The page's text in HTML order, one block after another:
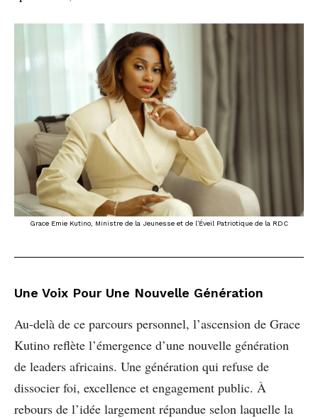
Grace Emie Kutino, Ministre de la Jeunesse et de l’Éveil Patriotique de la RDC
Une Voix Pour Une Nouvelle Génération
Au-delà de ce parcours personnel, l’ascension de Grace
Kutino reflète l’émergence d’une nouvelle génération
de leaders africains. Une génération qui refuse de
dissocier foi, excellence et engagement public. À
rebours de l’idée largement répandue selon laquelle la